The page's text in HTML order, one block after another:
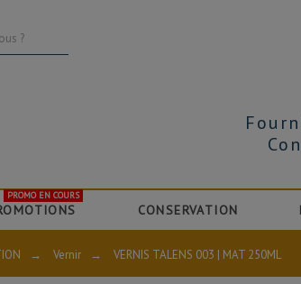
PROMO EN COURS
CONSERVATION
→ Vernir → VERNIS TALENS 003 | MAT 250ML